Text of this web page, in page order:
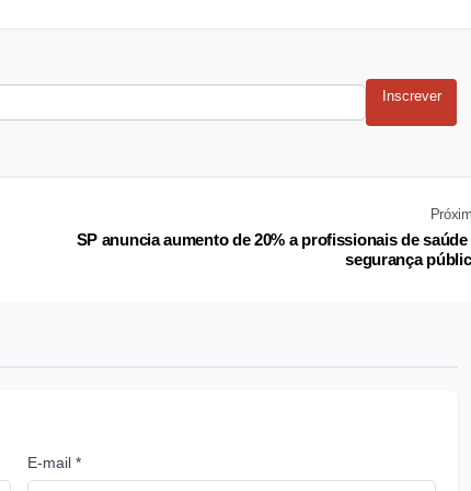
Inscrever
SP anuncia aumento de 20% a profissionais de saúde
segurança
E-mail *